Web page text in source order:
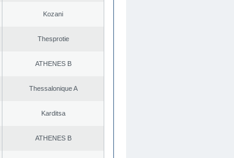
Kozani
Thesprotie
ATHENES Β
Thessalonique A
Karditsa
ATHENES Β